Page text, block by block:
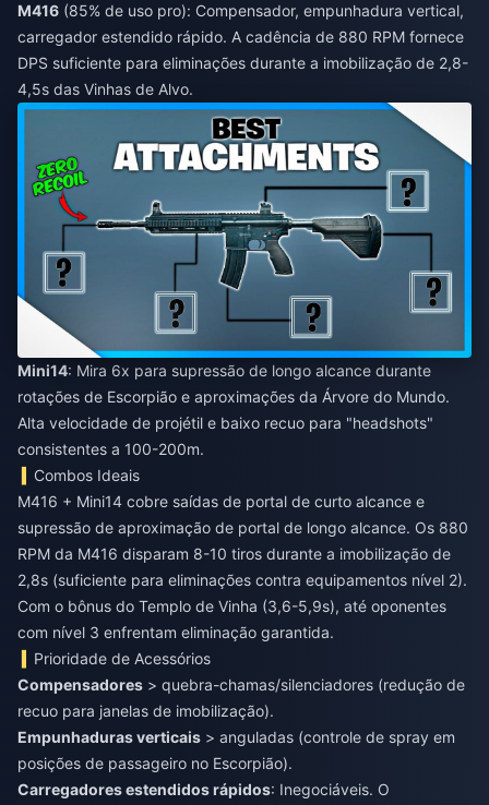
M416 (85% de uso pro): Compensador, empunhadura vertical,
carregador estendido rápido. A cadência de 880 RPM fornece
DPS suficiente para eliminações durante a imobilização de 2,8-
4,5s das Vinhas de Alvo.
Mini14: Mira 6x para supressão de longo alcance durante
rotações de Escorpião e aproximações da Árvore do Mundo.
Alta velocidade de projétil e baixo recuo para "headshots"
consistentes a 100-200m.
Combos Ideais
M416 + Mini14 cobre saídas de portal de curto alcance e
supressão de aproximação de portal de longo alcance. Os 880
RPM da M416 disparam 8-10 tiros durante a imobilização de
2,8s (suficiente para eliminações contra equipamentos nível 2).
Com o bônus do Templo de Vinha (3,6-5,9s), até oponentes
com nível 3 enfrentam eliminação garantida.
Prioridade de Acessórios
Compensadores > quebra-chamas/silenciadores (redução de
recuo para janelas de imobilização).
Empunhaduras verticais > anguladas (controle de spray em
posições de passageiro no Escorpião).
Carregadores estendidos rápidos: Inegociáveis. O